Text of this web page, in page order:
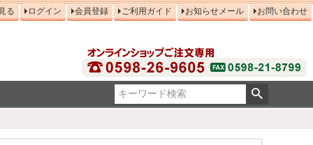
る ログイン 会員登録 ご利用ガイド お知らせメール お問い合わせ